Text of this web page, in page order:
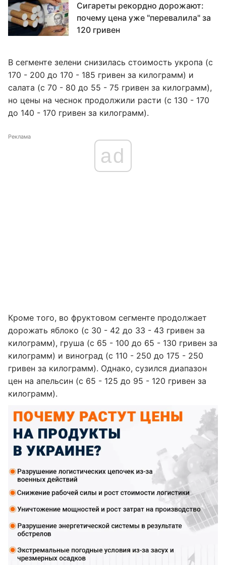
Сигареты рекордно дорожают:
почему цена уже "перевалила" за
120 гривен
В сегменте зелени снизилась стоимость укропа (с
170 - 200 до 170 - 185 гривен за килограмм) и
салата (с 70 - 80 до 55 - 75 гривен за килограмм),
но цены на чеснок продолжили расти (с 130 - 170
до 140 - 170 гривен за килограмм).
Реклама
ad
Кроме того, во фруктовом сегменте продолжает
дорожать яблоко (с 30 - 42 до 33 - 43 гривен за
килограмм), груша (с 65 - 100 до 65 - 130 гривен за
килограмм) и виноград (с 110 - 250 до 175 - 250
гривен за килограмм). Однако, сузился диапазон
цен на апельсин (с 65 - 125 до 95 - 120 гривен за
килограмм).